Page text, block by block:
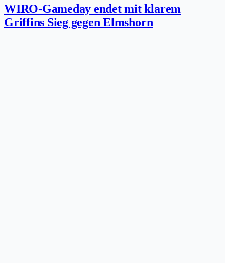
WIRO-Gameday endet mit klarem
Griffins Sieg gegen Elmshorn